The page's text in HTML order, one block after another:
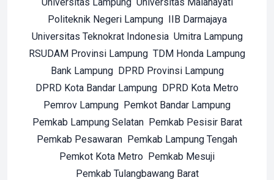
Politeknik Negeri Lampung IIB Darmajaya
Universitas Teknokrat Indonesia Umitra Lampung
RSUDAM Provinsi Lampung TDM Honda Lampung
Bank Lampung DPRD Provinsi Lampung
DPRD Kota Bandar Lampung DPRD Kota Metro
Pemrov Lampung Pemkot Bandar Lampung
Pemkab Lampung Selatan Pemkab Pesisir Barat
Pemkab Pesawaran Pemkab Lampung Tengah
Pemkot Kota Metro Pemkab Mesuji
Pemkab Tulangbawang Barat